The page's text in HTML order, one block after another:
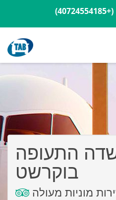
(+40724554185)
התעופה
בוקרשט
מוניות מעולה